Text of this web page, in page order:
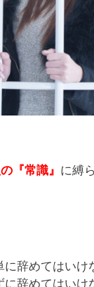
『常識』 に縛
に辞めてはいけ
に辞めてはいけ